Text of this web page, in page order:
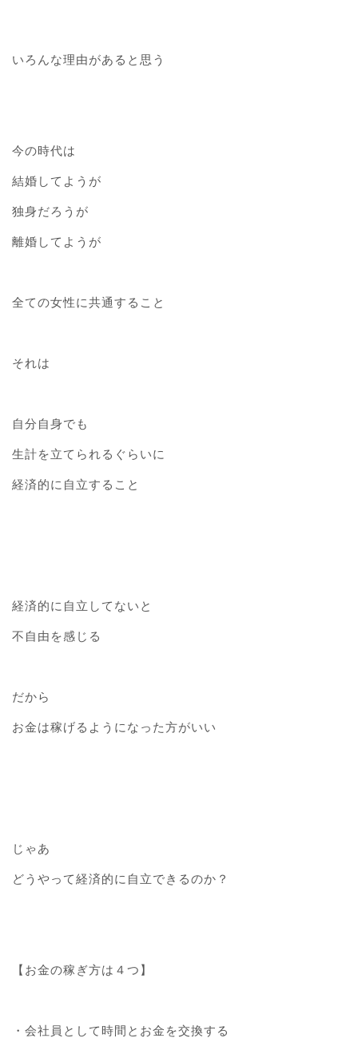
いろんな理由があると思う
今の時代は
結婚してようが
独身だろうが
離婚してようが
全ての女性に共通すること
それは
自分自身でも
生計を立てられるぐらいに
経済的に自立すること
経済的に自立してないと
不自由を感じる
だから
お金は稼げるようになった方がいい
じゃあ
どうやって経済的に自立できるのか？
【お金の稼ぎ方は４つ】
・会社員として時間とお金を交換する